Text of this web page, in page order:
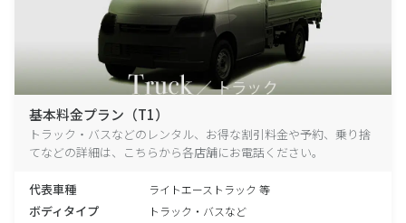
基本料金プラン（T1）
トラック・バスなどのレンタル、お得な割引料金や予約、乗り捨
てなどの詳細は、こちらから各店舗にお電話ください。
代表車種 ライトエーストラック 等
ボディタイプ トラック・バスなど